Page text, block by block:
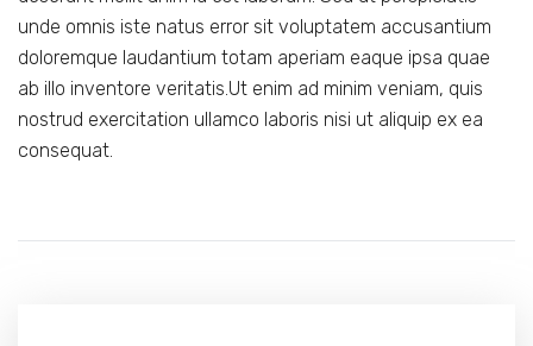
unde omnis iste natus error sit voluptatem accusantium
doloremque laudantium totam aperiam eaque ipsa quae
ab illo inventore veritatis.Ut enim ad minim veniam, quis
nostrud exercitation ullamco laboris nisi ut aliquip ex ea
consequat.